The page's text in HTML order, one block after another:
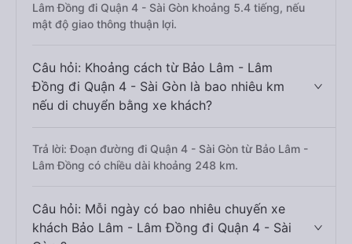
Lâm Đồng đi Quận 4 - Sài Gòn khoảng 5.4 tiếng, nếu
mật độ giao thông thuận lợi.
Câu hỏi: Khoảng cách từ Bảo Lâm - Lâm
Đồng đi Quận 4 - Sài Gòn là bao nhiêu km
nếu di chuyển bằng xe khách?
Trả lời: Đoạn đường đi Quận 4 - Sài Gòn từ Bảo Lâm -
Lâm Đồng có chiều dài khoảng 248 km.
Câu hỏi: Mỗi ngày có bao nhiêu chuyến xe
khách Bảo Lâm - Lâm Đồng đi Quận 4 - Sài